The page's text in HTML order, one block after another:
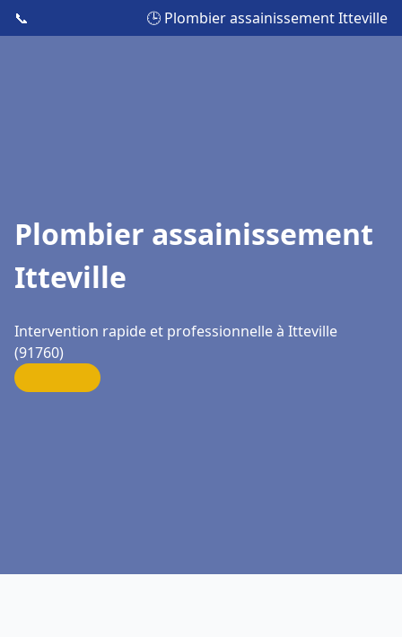
📞 🕒 Plombier assainissement Itteville
Plombier assainissement
Itteville
Intervention rapide et professionnelle à Itteville
(91760)